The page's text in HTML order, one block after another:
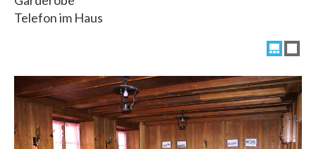
Telefon im Haus